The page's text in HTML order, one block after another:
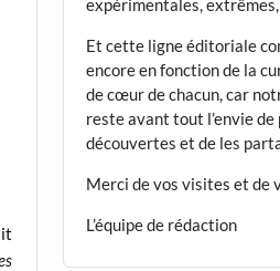
Et cette ligne éditoriale
encore en fonction de la
de cœur de chacun, car
reste avant tout l’envie
découvertes et de les
Merci de vos visites et de
L’équipe de rédaction